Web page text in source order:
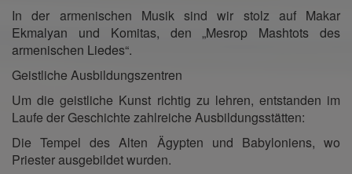
In der armenischen Musik sind wir stolz auf Makar
Ekmalyan und Komitas, den „Mesrop Mashtots des
armenischen Liedes“.
Geistliche Ausbildungszentren
Um die geistliche Kunst richtig zu lehren, entstanden im
Laufe der Geschichte zahlreiche Ausbildungsstätten:
Die Tempel des Alten Ägypten und Babyloniens, wo
Priester ausgebildet wurden.